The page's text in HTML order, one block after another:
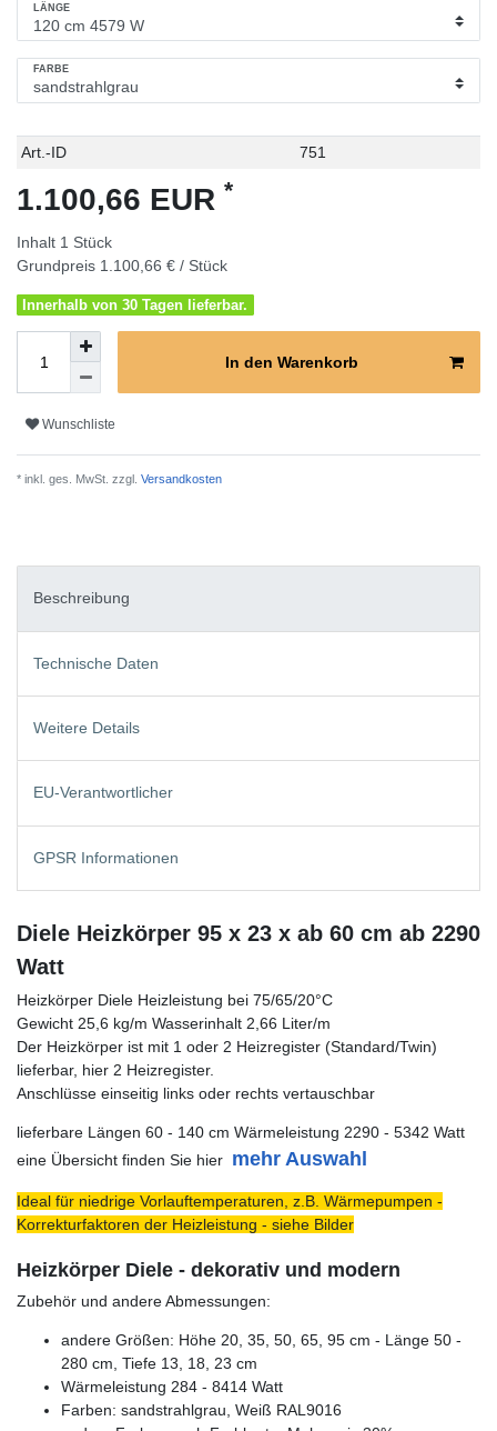
LÄNGE
FARBE
Technisches
Wert
Art.-ID 751
1.100,66 EUR *
Inhalt 1 Stück
Grundpreis 1.100,66 € / Stück
Innerhalb von 30 Tagen lieferbar.
In den Warenkorb
Wunschliste
* inkl. ges. MwSt. zzgl. Versandkosten
Beschreibung
Technische Daten
Weitere Details
EU-Verantwortlicher
GPSR Informationen
Diele Heizkörper 95 x 23 x ab 60 cm ab 2290
Watt
Heizkörper Diele Heizleistung bei 75/65/20°C
Gewicht 25,6 kg/m Wasserinhalt 2,66 Liter/m
Der Heizkörper ist mit 1 oder 2 Heizregister (Standard/Twin)
lieferbar, hier 2 Heizregister.
Anschlüsse einseitig links oder rechts vertauschbar
lieferbare Längen 60 - 140 cm Wärmeleistung 2290 - 5342 Watt
eine Übersicht finden Sie hier mehr Auswahl
Ideal für niedrige Vorlauftemperaturen, z.B. Wärmepumpen -
Korrekturfaktoren der Heizleistung - siehe Bilder
Heizkörper Diele - dekorativ und modern
Zubehör und andere Abmessungen:
andere Größen: Höhe 20, 35, 50, 65, 95 cm - Länge 50 -
280 cm, Tiefe 13, 18, 23 cm
Wärmeleistung 284 - 8414 Watt
Farben: sandstrahlgrau, Weiß RAL9016